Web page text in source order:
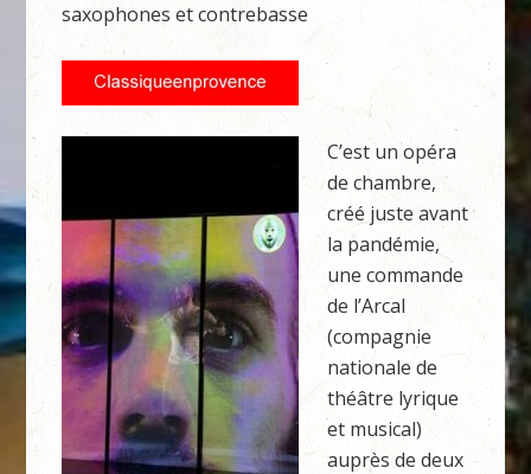
saxophones et contrebasse
C’est un opéra
de chambre,
créé juste avant
la pandémie,
une commande
de l’Arcal
(compagnie
nationale de
théâtre lyrique
et musical)
auprès de deux